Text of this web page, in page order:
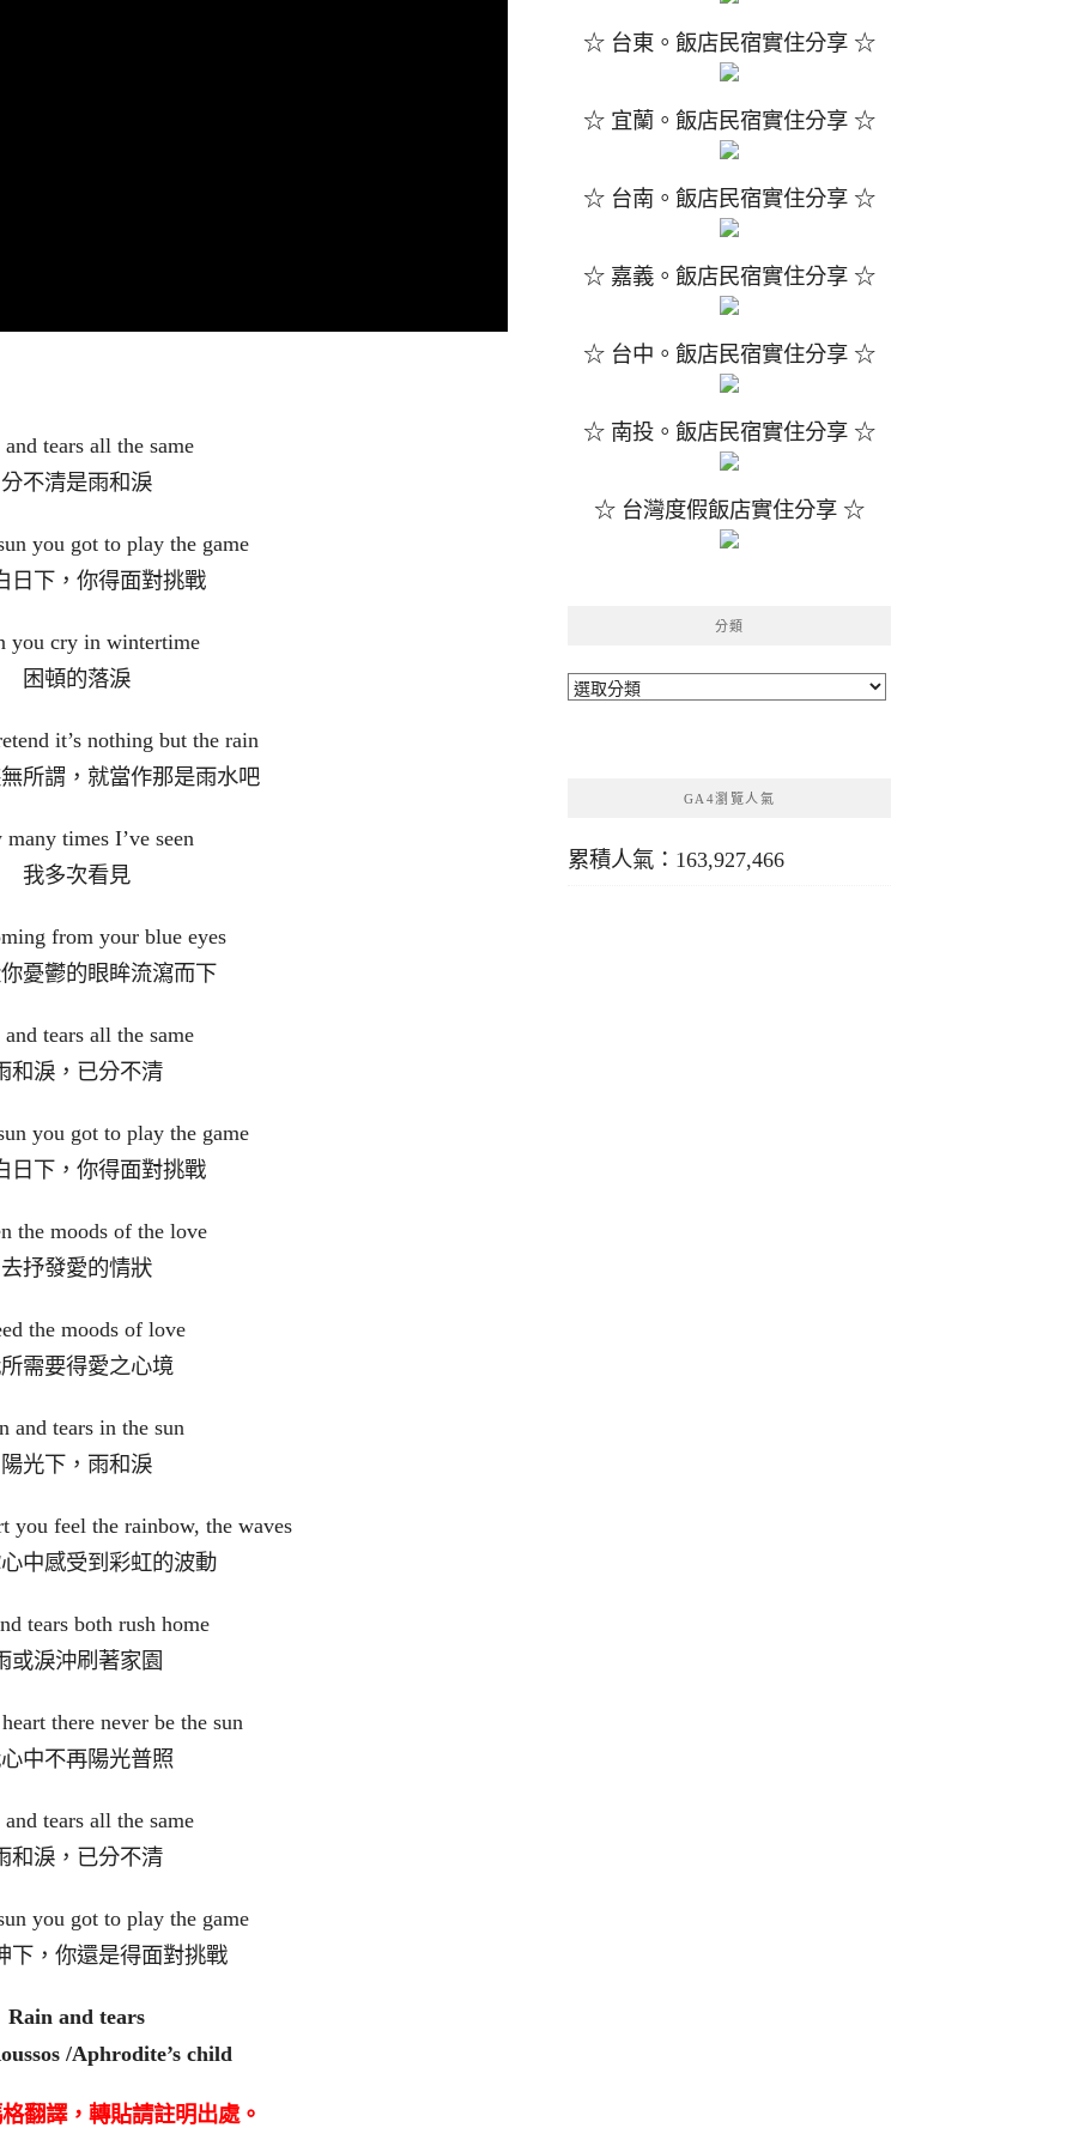
tears all the same
分不清是雨和淚
you got to play the game
日下，你得面對挑戰
you cry in wintertime
困頓的落淚
it’s nothing but the rain
所謂，就當作那是雨水吧
times I’ve seen
我多次看見
from your blue eyes
憂鬱的眼眸流瀉而下
tears all the same
和淚，已分不清
you got to play the game
日下，你得面對挑戰
the moods of the love
去抒發愛的情狀
the moods of love
需要得愛之心境
and tears in the sun
陽光下，雨和淚
you feel the rainbow, the waves
中感受到彩虹的波動
tears both rush home
或淚沖刷著家園
there never be the sun
中不再陽光普照
tears all the same
和淚，已分不清
you got to play the game
下，你還是得面對挑戰
Rain and tears
/Aphrodite’s child
翻譯，轉貼請註明出處。
☆ 台東。飯店民宿實住分享 ☆
☆ 宜蘭。飯店民宿實住分享 ☆
☆ 台南。飯店民宿實住分享 ☆
☆ 嘉義。飯店民宿實住分享 ☆
☆ 台中。飯店民宿實住分享 ☆
☆ 南投。飯店民宿實住分享 ☆
☆ 台灣度假飯店實住分享 ☆
分類
分
GA4瀏覽人氣
累積人氣：163,927,466